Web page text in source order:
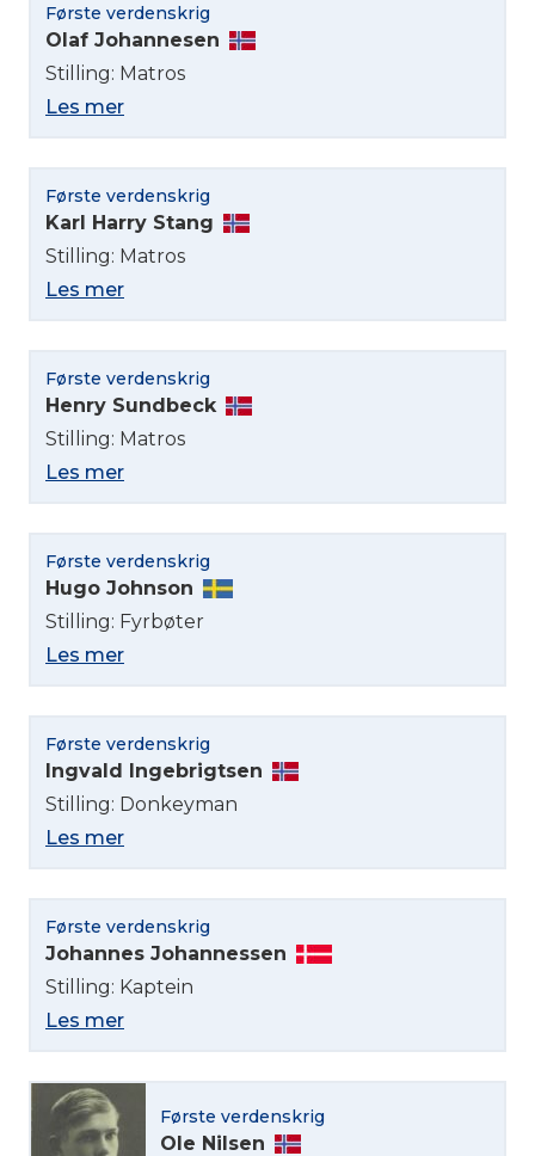
Første verdenskrig
Olaf Johannesen
Stilling: Matros
Les mer
Første verdenskrig
Karl Harry Stang
Stilling: Matros
Les mer
Første verdenskrig
Henry Sundbeck
Stilling: Matros
Les mer
Første verdenskrig
Hugo Johnson
Stilling: Fyrbøter
Les mer
Første verdenskrig
Ingvald Ingebrigtsen
Stilling: Donkeyman
Les mer
Første verdenskrig
Johannes Johannessen
Stilling: Kaptein
Les mer
Første verdenskrig
Ole Nilsen
Velg språk
English
Norsk bokmål